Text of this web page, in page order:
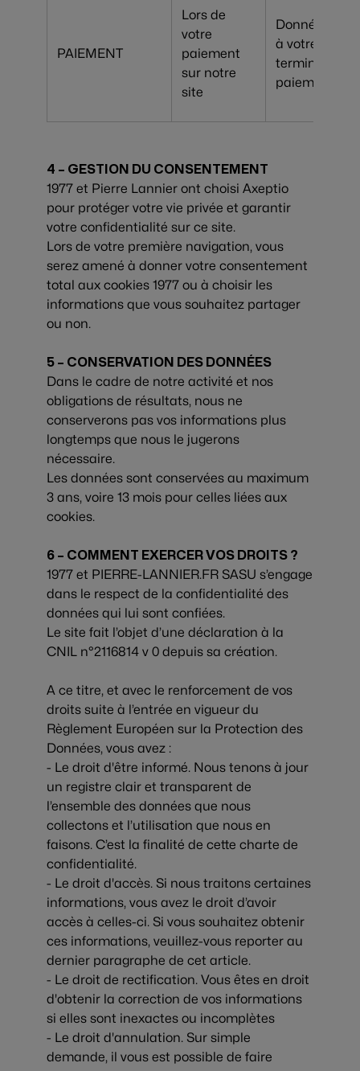
PAIEMENT
Lors de
votre
paiement
sur notre
site
Données liées
à votre
terminal de
paiement
4 – GESTION DU CONSENTEMENT
1977 et Pierre Lannier ont choisi Axeptio
pour protéger votre vie privée et garantir
votre confidentialité sur ce site.
Lors de votre première navigation, vous
serez amené à donner votre consentement
total aux cookies 1977 ou à choisir les
informations que vous souhaitez partager
ou non.
5 – CONSERVATION DES DONNÉES
Dans le cadre de notre activité et nos
obligations de résultats, nous ne
conserverons pas vos informations plus
longtemps que nous le jugerons
nécessaire.
Les données sont conservées au maximum
3 ans, voire 13 mois pour celles liées aux
cookies.
6 – COMMENT EXERCER VOS DROITS ?
1977 et PIERRE-LANNIER.FR SASU s’engage
dans le respect de la confidentialité des
données qui lui sont confiées.
Le site fait l’objet d’une déclaration à la
CNIL n°2116814 v 0 depuis sa création.
A ce titre, et avec le renforcement de vos
droits suite à l’entrée en vigueur du
Règlement Européen sur la Protection des
Données, vous avez :
- Le droit d'être informé. Nous tenons à jour
un registre clair et transparent de
l’ensemble des données que nous
collectons et l’utilisation que nous en
faisons. C’est la finalité de cette charte de
confidentialité.
- Le droit d'accès. Si nous traitons certaines
informations, vous avez le droit d’avoir
accès à celles-ci. Si vous souhaitez obtenir
ces informations, veuillez-vous reporter au
dernier paragraphe de cet article.
- Le droit de rectification. Vous êtes en droit
d'obtenir la correction de vos informations
si elles sont inexactes ou incomplètes
- Le droit d'annulation. Sur simple
demande, il vous est possible de faire